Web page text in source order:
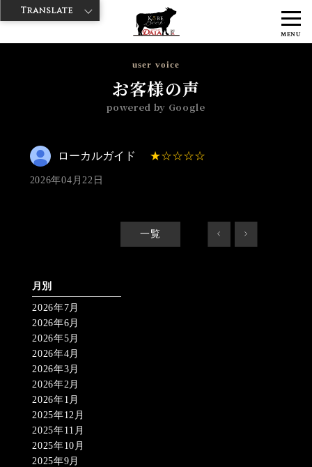
MENU
神戸牛ダイヤ > 神戸牛ダイア 雷門東店
ローカル
ガイド 2026/04/22 No_review
user voice
お客様の声
powered by Google
ローカルガイド
2026年04月22日
一覧 < >
月別
2026年7月
2026年6月
2026年5月
2026年4月
2026年3月
2026年2月
2026年1月
2025年12月
2025年11月
2025年10月
2025年9月
Translate